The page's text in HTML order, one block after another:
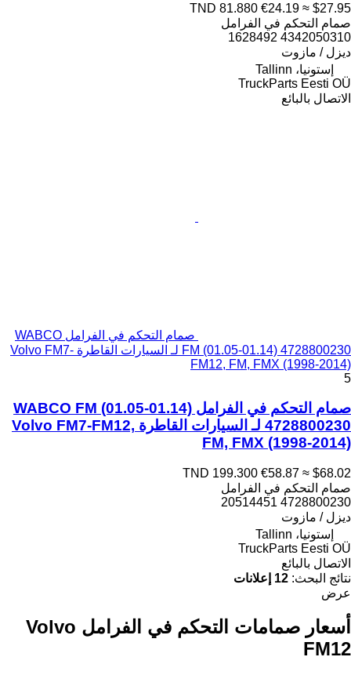
TND 81.880 €24.19 ≈ $27.95
صمام التحكم في الفرامل
4342050310 1628492
ديزل / مازوت
إستونيا، Tallinn
TruckParts Eesti OÜ
الاتصال بالبائع
صمام التحكم في الفرامل WABCO
FM (01.05-01.14) 4728800230 لـ السيارات القاطرة Volvo FM7-
FM12, FM, FMX (1998-2014)
5
صمام التحكم في الفرامل WABCO FM (01.05-01.14)
4728800230 لـ السيارات القاطرة Volvo FM7-FM12,
FM, FMX (1998-2014)
TND 199.300 €58.87 ≈ $68.02
صمام التحكم في الفرامل
4728800230 20514451
ديزل / مازوت
إستونيا، Tallinn
TruckParts Eesti OÜ
الاتصال بالبائع
نتائج البحث: 12 إعلانات
عرض
أسعار صمامات التحكم في الفرامل Volvo
FM12